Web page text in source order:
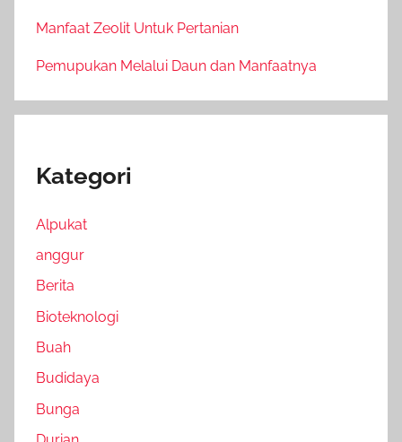
Manfaat Zeolit Untuk Pertanian
Pemupukan Melalui Daun dan Manfaatnya
Kategori
Alpukat
anggur
Berita
Bioteknologi
Buah
Budidaya
Bunga